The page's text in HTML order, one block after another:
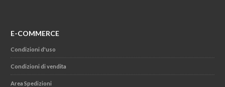
E-COMMERCE
Condizioni d'uso
Condizioni di vendita
Area Spedizioni